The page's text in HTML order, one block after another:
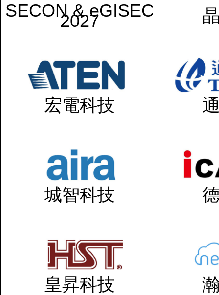
SECON & eGISEC
2027
宏電科技
城智科技
皇昇科技